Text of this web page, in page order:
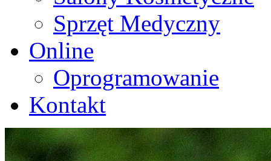
Sprzęt Medyczny
Online
Oprogramowanie
Kontakt